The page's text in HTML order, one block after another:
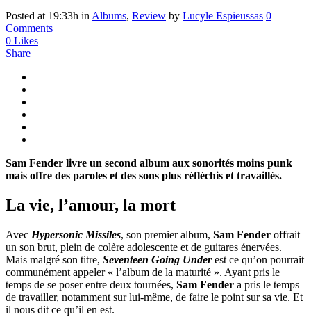
Posted at 19:33h in Albums, Review by Lucyle Espieussas 0
Comments
0 Likes
Share
Sam Fender livre un second album aux sonorités moins punk
mais offre des paroles et des sons plus réfléchis et travaillés.
La vie, l’amour, la mort
Avec Hypersonic Missiles, son premier album, Sam Fender offrait
un son brut, plein de colère adolescente et de guitares énervées.
Mais malgré son titre, Seventeen Going Underest ce qu’on pourrait
communément appeler « l’album de la maturité ». Ayant pris le
temps de se poser entre deux tournées, Sam Fender a pris le temps
de travailler, notamment sur lui-même, de faire le point sur sa vie. Et
il nous dit ce qu’il en est.